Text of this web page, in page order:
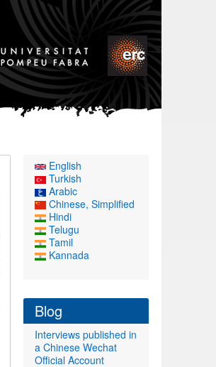
English
Turkish
Arabic
Chinese, Simplified
Hindi
Telugu
Tamil
Kannada
Blog
Interviews published in
a Chinese Wechat
Official Account